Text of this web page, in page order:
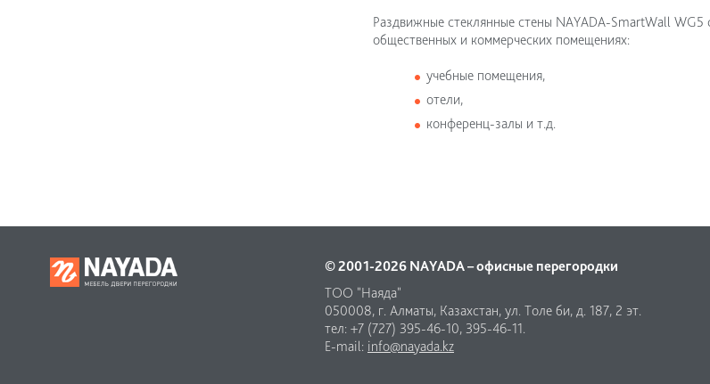
Раздвижные стеклянные стены NAYADA-SmartWall
общественных и коммерческих помещениях:
учебные помещения,
отели,
конференц-залы и т.д.
© 2001-2026 NAYADA – офисные перегородки
ТОО "Наяда"
050008, г. Алматы, Казахстан, ул. Толе би, д. 187, 2 эт.
тел: +7 (727) 395-46-10, 395-46-11.
E-mail: info@nayada.kz